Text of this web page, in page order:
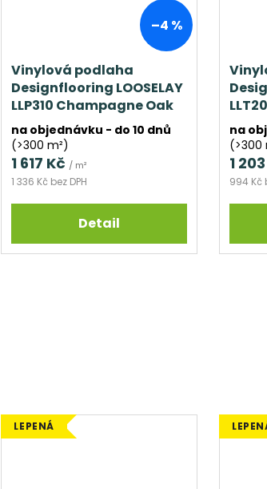
–4 %
Vinylová podlaha
Designflooring LOOSELAY
LLP310 Champagne Oak
na objednávku - do 10 dnů
(>300 m²)
1 336 Kč bez DPH
1 617 Kč / m²
Detail
na
(>300
994 Kč
1
LEPENÁ